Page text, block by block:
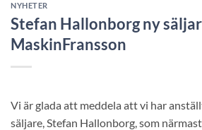
NYHETER
Stefan Hallonborg ny
MaskinFransson
Vi är glada att meddela att vi har
säljare, Stefan Hallonborg, som